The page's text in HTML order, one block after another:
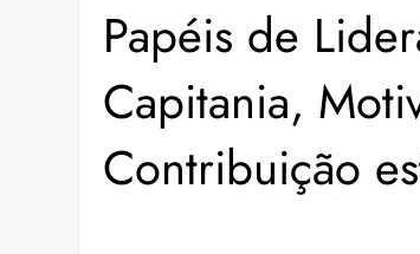
Papéis de
Capitania,
Contribuição